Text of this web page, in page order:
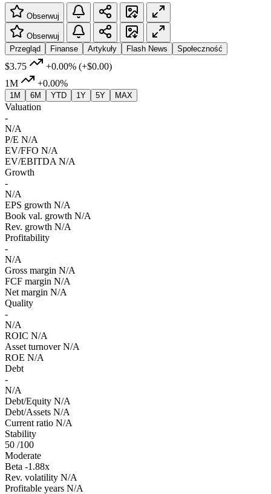
Obserwuj
Obserwuj
Przegląd
Finanse Artykuły Flash News Społeczność
$3.75 +0.00% (+$0.00)
1M
+0.00%
1M 6M YTD 1Y 5Y MAX
Valuation
-
N/A
P/E N/A
EV/FFO N/A
EV/EBITDA N/A
Growth
-
N/A
EPS growth N/A
Book val. growth N/A
Rev. growth N/A
Profitability
-
N/A
Gross margin N/A
FCF margin N/A
Net margin N/A
Quality
-
N/A
ROIC N/A
Asset turnover N/A
ROE N/A
Debt
-
N/A
Debt/Equity N/A
Debt/Assets N/A
Current ratio N/A
Stability
50 /100
Moderate
Beta -1.88x
Rev. volatility N/A
Profitable years N/A